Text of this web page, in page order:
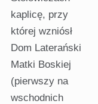
kaplicę, przy
której wzniósł
Dom Laterański
Matki Boskiej
(pierwszy na
wschodnich